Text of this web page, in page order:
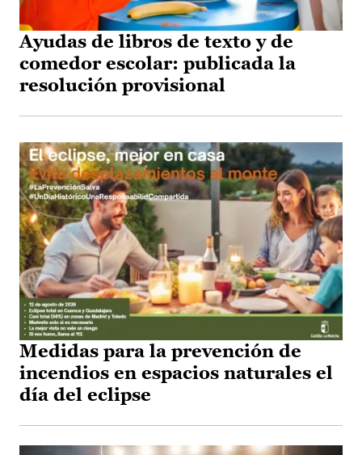
Ayudas de libros de texto y de
comedor escolar: publicada la
resolución provisional
Medidas para la prevención de
incendios en espacios naturales el
día del eclipse